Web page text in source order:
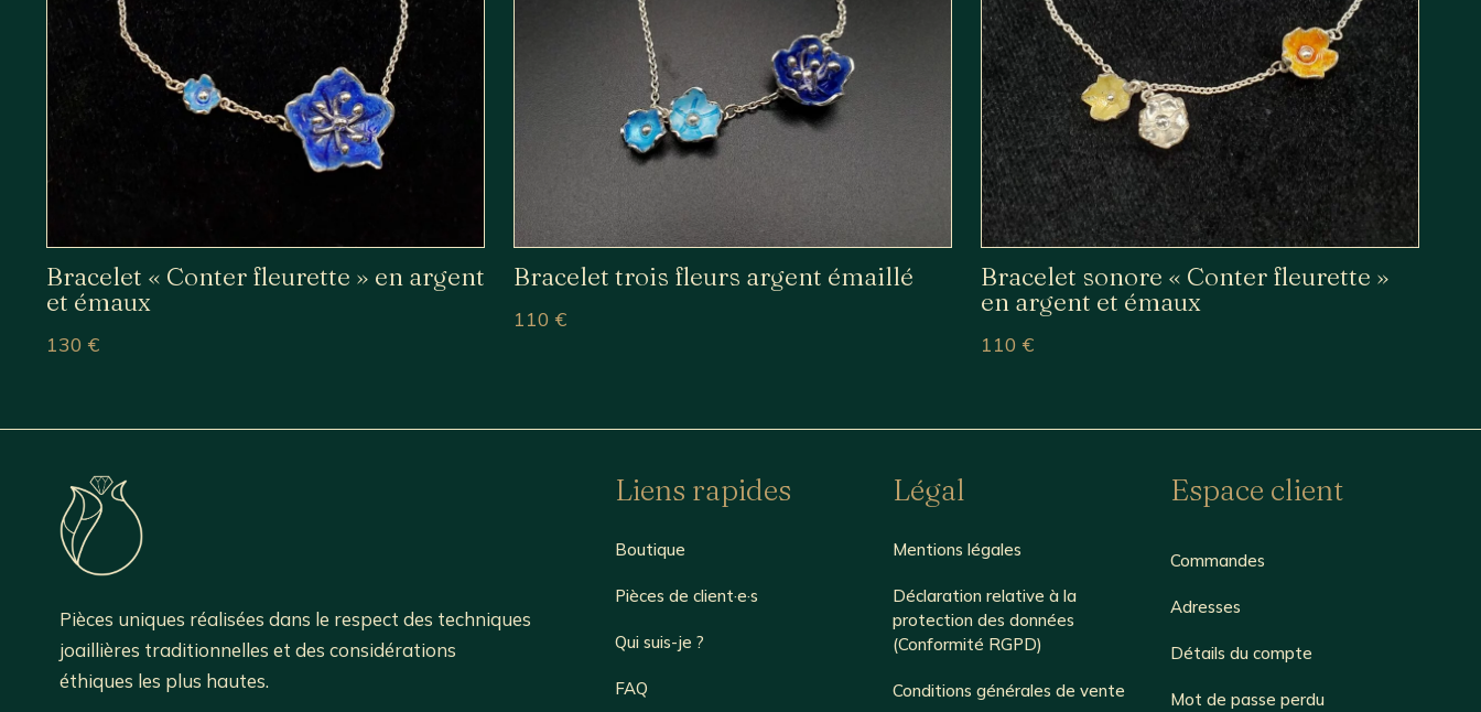
Bracelet « Conter fleurette » en argent
et émaux
130€
Bracelet trois fleurs argent émaillé
110 €
Bracelet sonore « Conter fleurette »
en argent et émaux
110 €
Pièces uniques réalisées dans le respect des techniques
joaillières traditionnelles et des considérations
éthiques les plus hautes.
Liens rapides
Boutique
Pièces de client·e·s
Qui suis-je ?
FAQ
Légal
Mentions légales
Déclaration relative à la
protection des données
(Conformité RGPD)
Conditions générales de vente
Espace client
Commandes
Adresses
Détails du compte
Mot de passe perdu